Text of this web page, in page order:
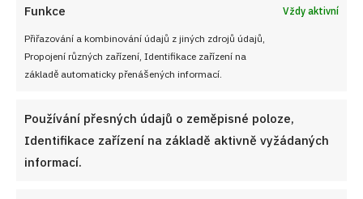
Funkce Vždy aktivní
Přiřazování a kombinování údajů z jiných zdrojů údajů,
Propojení různých zařízení, Identifikace zařízení na
základě automaticky přenášených informací.
Používání přesných údajů o zeměpisné poloze,
Identifikace zařízení na základě aktivně vyžádaných
informací.